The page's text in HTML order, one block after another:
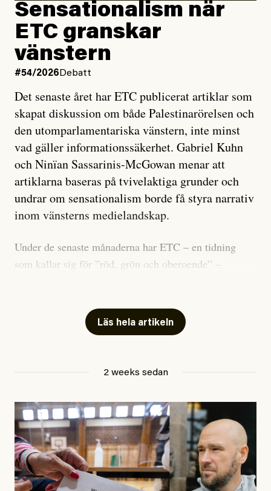
Sensationalism när
ETC granskar
vänstern
#54/2026Debatt
Det senaste året har ETC publicerat artiklar som
skapat diskussion om både Palestinarörelsen och
den utomparlamentariska vänstern, inte minst
vad gäller informationssäkerhet. Gabriel Kuhn
och Ninïan Sassarinis-McGowan menar att
artiklarna baseras på tvivelaktiga grunder och
undrar om sensationalism borde få styra narrativ
inom vänsterns medielandskap.
Under de senaste månaderna har ETC – en tidning
som kallar sig för ”röd, grön och oberoende” –
skriver för? Vad betyder det att vara en ”röd, grön och
oberoende” tidning? Och vad är egentligen bra
utpekas som israelisk infiltratör”. Enligt ingressen
handlar artikeln om en person vars ”bakgrund skapar
splittring och oro i rörelsen”. Problemet är att artikeln
skapar betydligt mer oro i palestinarörelsen – och den
oberoende vänstern – än den porträtterade personen
Läs hela artikeln
2 weeks sedan